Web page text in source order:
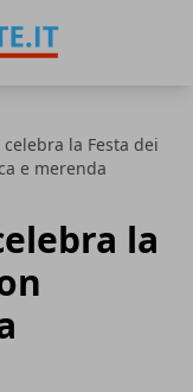
la Festa dei
e merenda
la